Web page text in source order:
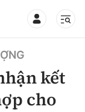
kết
cho